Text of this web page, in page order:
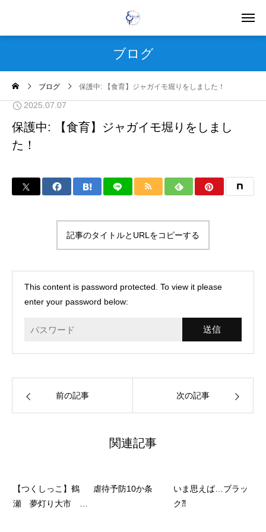
ブログ
ブログ 保護中: 【食育】ジャガイモ堀りをしました！
2025.07.07
保護中: 【食育】ジャガイモ堀りをしまし
た！
記事のタイトルとURLをコピーする
This content is password protected. To view it please
enter your password below:
前の記事 次の記事
関連記事
【つくしっこ】鶴
瀬 夢灯り大市 ゆ
虐待予防10か条
いま思えば…ブラッ
ク⁈